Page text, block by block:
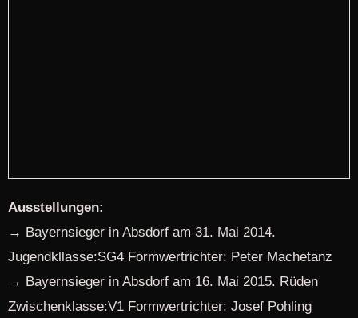
Ausstellungen:
→ Bayernsieger in Absdorf am 31. Mai 2014.
Jugendkllasse:SG4 Formwertrichter: Peter Machetanz
→ Bayernsieger in Absdorf am 16. Mai 2015. Rüden
Zwischenklasse:V1 Formwertrichter: Josef Pohling